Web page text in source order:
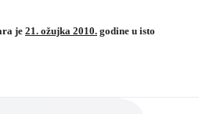
je 21. ožujka 2010. godine u isto